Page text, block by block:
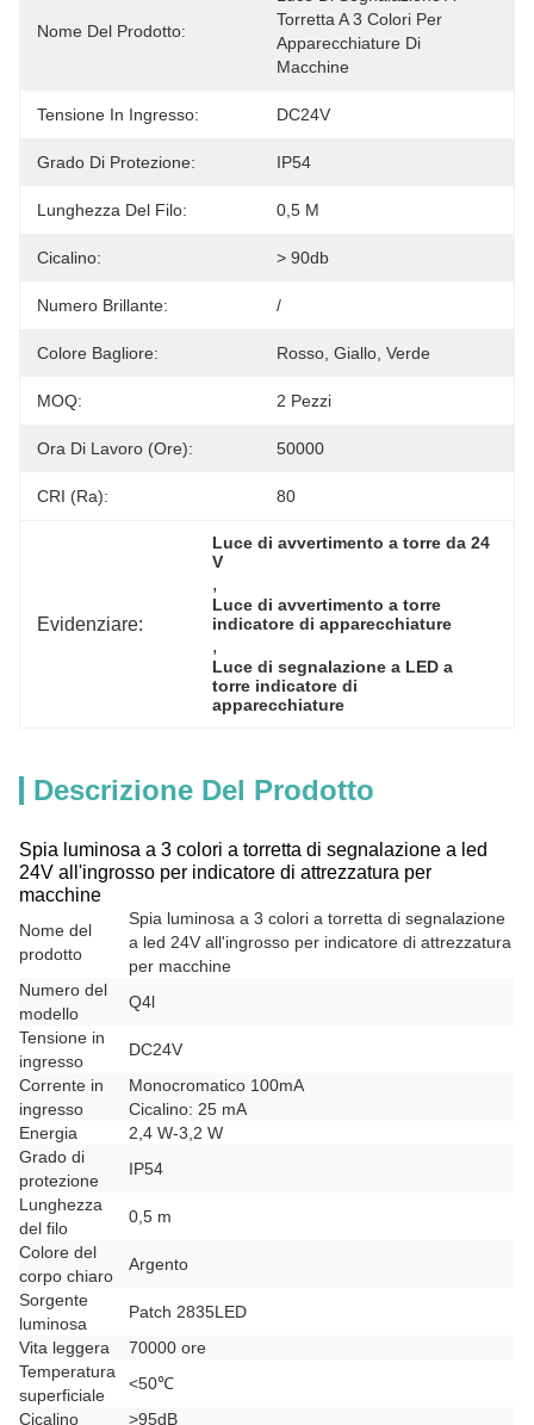
Nome Del Prodotto:
Torretta A 3 Colori Per
Apparecchiature Di
Macchine
Tensione In Ingresso: DC24V
Grado Di Protezione: IP54
Lunghezza Del Filo: 0,5 M
Cicalino: > 90db
Numero Brillante: /
Colore Bagliore: Rosso, Giallo, Verde
MOQ: 2 Pezzi
Ora Di Lavoro (ore): 50000
CRI (Ra): 80
Evidenziare:
Luce di avvertimento a torre da 24
V
,
Luce di avvertimento a torre
indicatore di apparecchiature
,
Luce di segnalazione a LED a
torre indicatore di
apparecchiature
Descrizione Del Prodotto
Spia luminosa a 3 colori a torretta di segnalazione a led
24V all'ingrosso per indicatore di attrezzatura per
macchine
Nome del
prodotto
Spia luminosa a 3 colori a torretta di segnalazione
a led 24V all'ingrosso per indicatore di attrezzatura
per macchine
Numero del
modello
Q4l
Tensione in
ingresso
DC24V
Corrente in
ingresso
Monocromatico 100mA
Cicalino: 25 mA
Energia
2,4 W-3,2 W
Grado di
protezione
IP54
Lunghezza
del filo
0,5 m
Colore del
corpo chiaro
Argento
Sorgente
luminosa
Patch 2835LED
Vita leggera
70000 ore
Temperatura
superficiale
<50℃
Cicalino
>95dB